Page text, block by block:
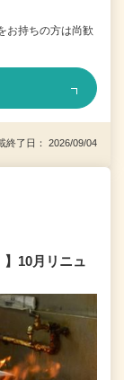
持ちの方は尚歓
了日： 2026/09/04
】10月リニュ